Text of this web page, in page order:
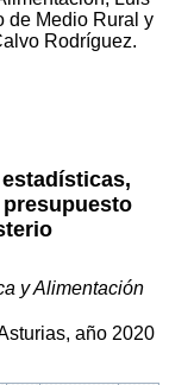
de Medio Rural y
Rodríguez.
y Alimentación
año 2020